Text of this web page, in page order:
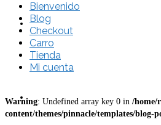
Bienvenido
Blog
Bienvenido
Blog
Checkout
Carro
Tienda
Mi cuenta
Warning: Undefined array key 0 in /home/
content/themes/pinnacle/templates/blog-